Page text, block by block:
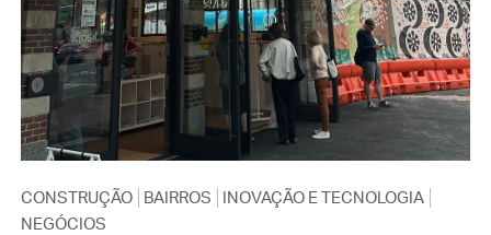
CONSTRUÇÃO BAIRROS
INOVAÇÃO E TECNOLOGIA
NEGÓCIOS